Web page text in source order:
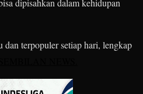
dipisahkan dalam kehidupan
terpopuler setiap hari, lengkap